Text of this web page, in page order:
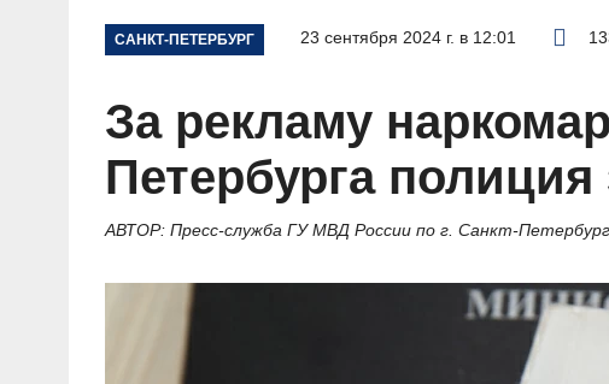
САНКТ-ПЕТЕРБУРГ 23 сентября 2024 г. в 12:01
За рекламу
Петербурга
АВТОР: Пресс-служба ГУ МВД России по г. Санкт-